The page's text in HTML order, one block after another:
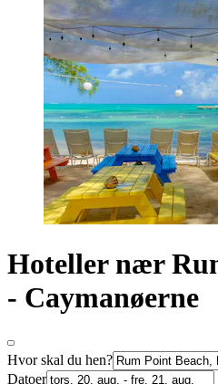
Hoteller nær
- Caymanøerne
Hvor skal du hen?
Datoer